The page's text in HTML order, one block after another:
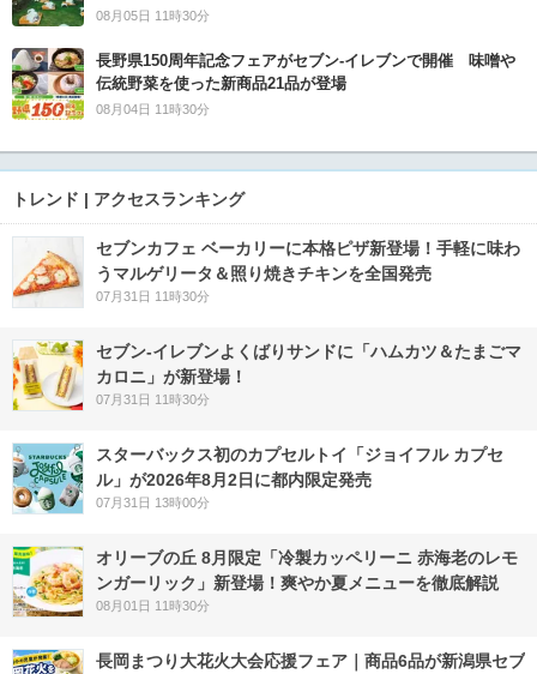
08月05日 11時30分
長野県150周年記念フェアがセブン-イレブンで開催 味噌や
伝統野菜を使った新商品21品が登場
08月04日 11時30分
トレンド | アクセスランキング
セブンカフェ ベーカリーに本格ピザ新登場！手軽に味わ
うマルゲリータ＆照り焼きチキンを全国発売
07月31日 11時30分
セブン‐イレブンよくばりサンドに「ハムカツ＆たまごマ
カロニ」が新登場！
07月31日 11時30分
スターバックス初のカプセルトイ「ジョイフル カプセ
ル」が2026年8月2日に都内限定発売
07月31日 13時00分
オリーブの丘 8月限定「冷製カッペリーニ 赤海老のレモ
ンガーリック」新登場！爽やか夏メニューを徹底解説
08月01日 11時30分
長岡まつり大花火大会応援フェア｜商品6品が新潟県セブ